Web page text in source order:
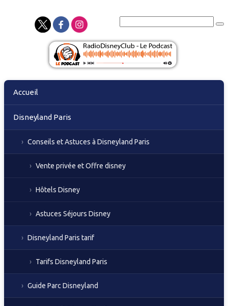
Skip
Accueil
Disneyland Paris
Conseils et Astuces à Disneyland Paris
Vente privée et Offre disney
Hôtels Disney
Astuces Séjours Disney
Disneyland Paris tarif
Tarifs Disneyland Paris
Guide Parc Disneyland